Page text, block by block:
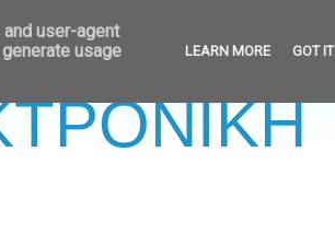
user-agent
usage
LEARN MORE GOT IT